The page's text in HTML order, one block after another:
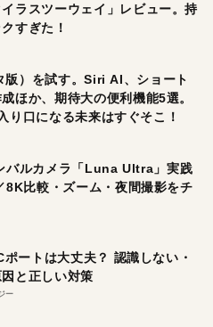
ラスツーウェイ」レビュー。持
すぎた！
版）を試す。Siri AI、ショート
ほか、期待大の便利機能5選。
り口になる未来はすぐそこ！
バルカメラ「Luna Ultra」実践
8K比較・ズーム・夜間撮影をチ
ートは大丈夫？ 認識しない・
と正しい対策
ー